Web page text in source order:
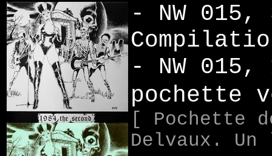
- NW 015,
- NW
pochette
[ Pochette
Delvaux.